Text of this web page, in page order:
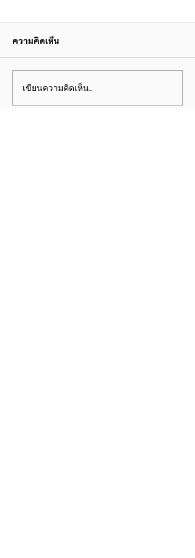
ความคิดเห็น
เขียนความคิดเห็น…